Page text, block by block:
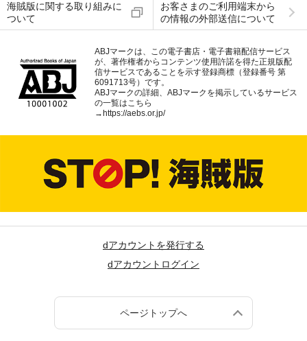
海賊版に関する取り組みに
ついて
お客さまのご利用端末から
の情報の外部送信について
ABJマークは、この電子書店・電子書籍配信サービス
が、著作権者からコンテンツ使用許諾を得た正規版配
信サービスであることを示す登録商標（登録番号 第
6091713号）です。
ABJマークの詳細、ABJマークを掲示しているサービス
の一覧はこちら
→ https://aebs.or.jp/
dアカウントを発行する
dアカウントログイン
ページトップへ